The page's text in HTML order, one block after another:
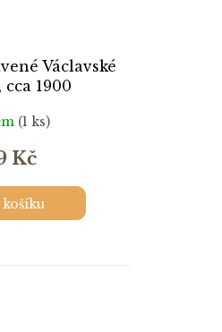
Václavské
1900
(1 ks)
Kč